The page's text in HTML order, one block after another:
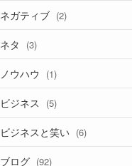
ネガティブ (2)
ネタ (3)
ノウハウ (1)
ビジネス (5)
ビジネスと笑い (6)
ブログ (92)